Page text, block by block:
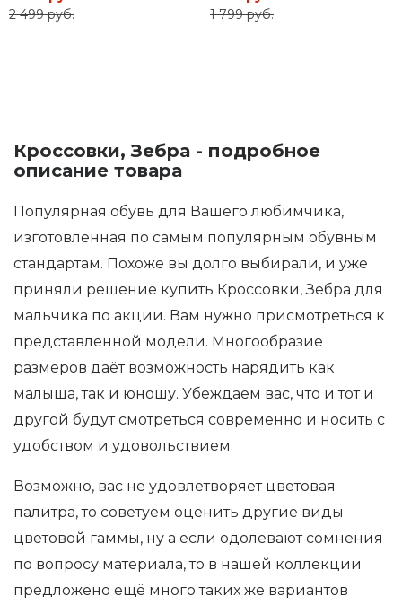
2 499 руб.
1 799 руб.
Кроссовки, Зебра - подробное
описание товара
Популярная обувь для Вашего любимчика,
изготовленная по самым популярным обувным
стандартам. Похоже вы долго выбирали, и уже
приняли решение купить Кроссовки, Зебра для
мальчика по акции. Вам нужно присмотреться к
представленной модели. Многообразие
размеров даёт возможность нарядить как
малыша, так и юношу. Убеждаем вас, что и тот и
другой будут смотреться современно и носить с
удобством и удовольствием.
Возможно, вас не удовлетворяет цветовая
палитра, то советуем оценить другие виды
цветовой гаммы, ну а если одолевают сомнения
по вопросу материала, то в нашей коллекции
предложено ещё много таких же вариантов